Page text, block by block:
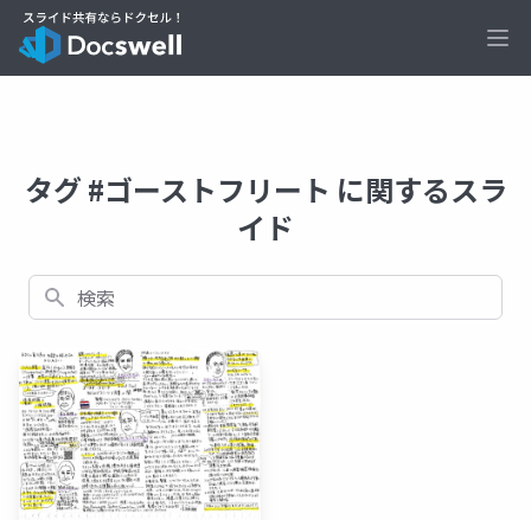
タグ #ゴーストフリート に関するスラ
イド
検索